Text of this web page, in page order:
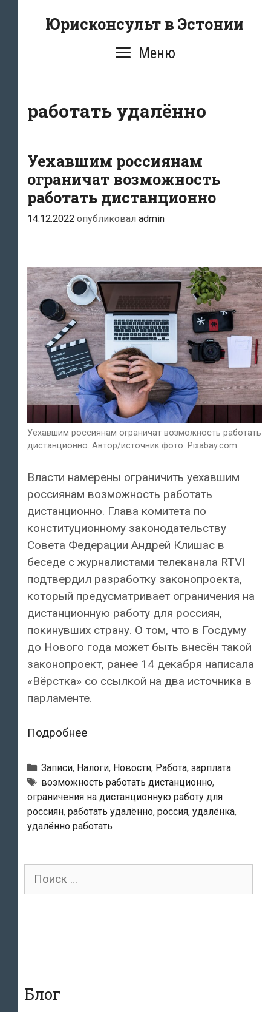
Юрисконсульт в Эстонии
Меню
работать удалённо
Уехавшим россиянам
ограничат возможность
работать дистанционно
14.12.2022 опубликовал admin
Уехавшим россиянам ограничат возможность работать
дистанционно. Автор/источник фото: Pixabay.com.
Власти намерены ограничить уехавшим
россиянам возможность работать
дистанционно. Глава комитета по
конституционному законодательству
Совета Федерации Андрей Клишас в
беседе с журналистами телеканала RTVI
подтвердил разработку законопроекта,
который предусматривает ограничения на
дистанционную работу для россиян,
покинувших страну. О том, что в Госдуму
до Нового года может быть внесён такой
законопроект, ранее 14 декабря написала
«Вёрстка» со ссылкой на два источника в
парламенте.
ПодробнееУехавшим
ограничат
возможность
работать
дистанционно
Рубрики
Записи, Налоги, Новости, Работа, зарплата
Тэги
возможность работать дистанционно,
ограничения на дистанционную работу для
россиян, работать удалённо, россия, удалёнка,
удалённо работать
Поиск
Блог